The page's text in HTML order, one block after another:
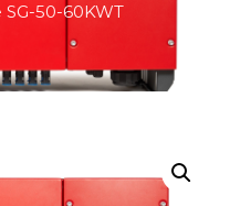
50-60KWT